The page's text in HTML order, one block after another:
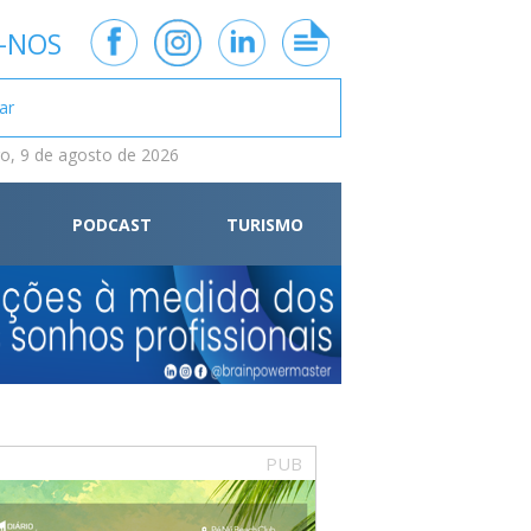
9 de agosto de 2026
PODCAST TURISMO
PUB